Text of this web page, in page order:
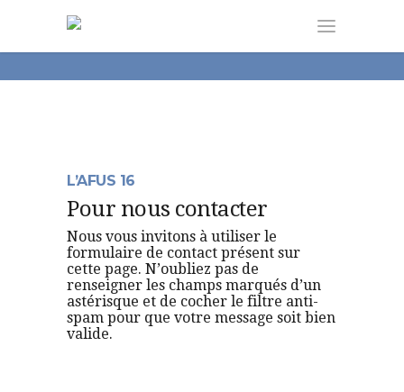
L’AFUS 16
Pour nous contacter
Nous vous invitons à utiliser le
formulaire de contact présent sur
cette page. N’oubliez pas de
renseigner les champs marqués d’un
astérisque et de cocher le filtre anti-
spam pour que votre message soit bien
valide.